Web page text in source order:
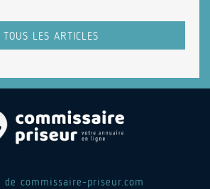
TOUS LES ARTICLES
de commissaire-priseur.com